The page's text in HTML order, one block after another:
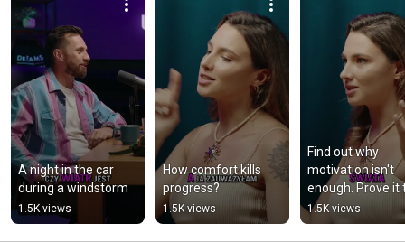
A night in the car
during a windstorm
1.5K views
How comfort kills
progress?
1.5K views
Find out why
motivation isn't
enough. Prove it
yourself!
1.5K views